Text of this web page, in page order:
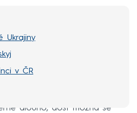
Ukrajiny
v ČR
dlouho, dost možná se